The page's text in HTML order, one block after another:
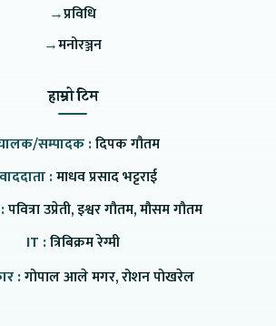
→प्रविधि
→मनोरञ्जन
हाम्रो टिम
सम्पादक :दिपक गौतम
:माधव प्रसाद भट्टराई
पवित्रा उप्रेती, इश्वर गौतम, मौसम गौतम
IT :त्रिबिक्रम रेग्मी
:गोपाल आले मगर, रोशन पोखरेल